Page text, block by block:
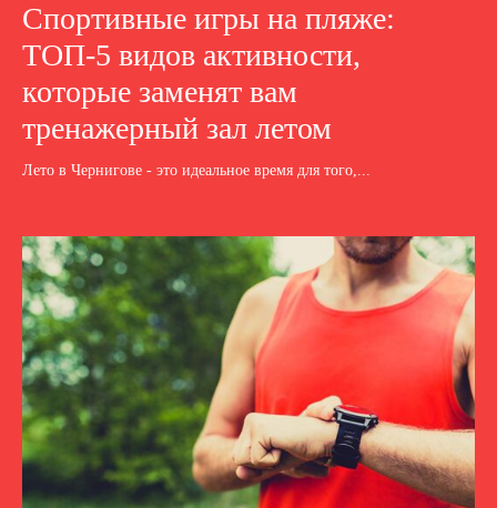
Спортивные игры на пляже:
ТОП-5 видов активности,
которые заменят вам
тренажерный зал летом
Лето в Чернигове - это идеальное время для того,...